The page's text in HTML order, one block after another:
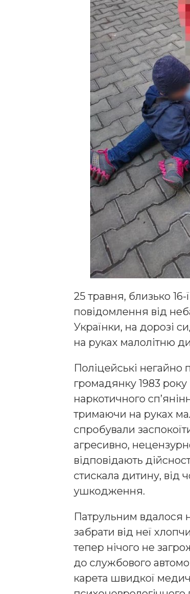
25 травня, близько
повідомлення від
Українки, на дорозі
на руках малолітню
Поліцейські
громадянку 1983
наркотичного
тримаючи на руках
спробували
агресивно,
відповідають
стискала дитину, від
ушкодження.
Патрульним вдалося
забрати від неї
тепер нічого не
до службового
карета швидкої